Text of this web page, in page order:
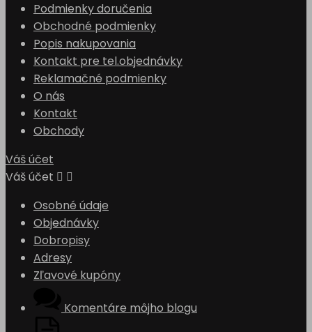
Podmienky doručenia
Obchodné podmienky
Popis nakupovania
Kontakt pre tel.objednávky
Reklamačné podmienky
O nás
Kontakt
Obchody
Váš účet
Váš účet  
Osobné údaje
Objednávky
Dobropisy
Adresy
Zľavové kupóny
Komentáre môjho blogu